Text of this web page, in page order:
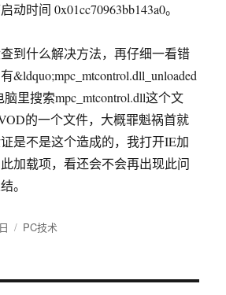
动时间 0x01cc70963bb143a0。
什么解决方法，再仔细一看错
&ldquo;mpc_mtcontrol.dll_unloaded
里搜索mpc_mtcontrol.dll这个文
的一个文件，大概罪魁祸首就
是不是这个造成的，我打开IE加
加载项，看还会不会再出现此问
。
分
PC技术